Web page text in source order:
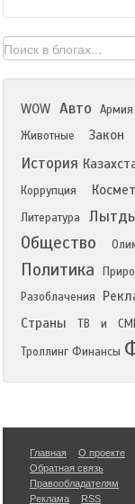
WOW Авто Армия
Животные
Закон
История
Коррупция
Литература
Общество
Политика
Разоблачения
Страны
ТВ и
Троллинг Финансы
Главная
О проекте
Обратная связь
Правообладателям
Реклама
RSS